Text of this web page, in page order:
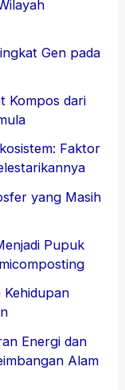
Gen pada
Kompos dari
Faktor
yang Masih
Pupuk
Energi dan
Alam